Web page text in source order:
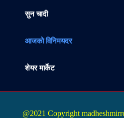
सुन चादी
आजको विनिमयदर
शेयर मार्केट
@2021 Copyright